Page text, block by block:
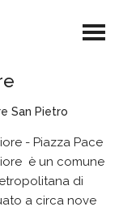
San Pietro
- Piazza Pace
è un comune
di
a circa nove